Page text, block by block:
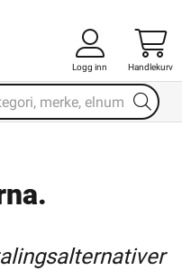
Logg inn Handlekurv